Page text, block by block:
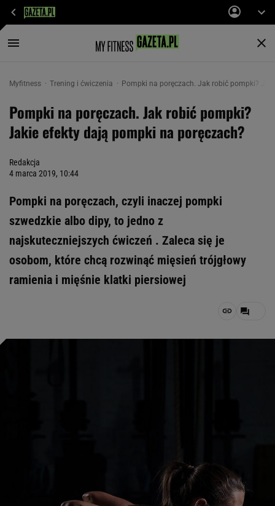
Myfitness Trening i ćwiczenia Pompki na poręczach. Jak robić pompki?
Pompki na poręczach. Jak robić pompki?
Jakie efekty dają pompki na poręczach?
Redakcja
4 marca 2019, 10:44
Pompki na poręczach, czyli inaczej pompki
szwedzkie albo dipy, to jedno z
najskuteczniejszych ćwiczeń . Zaleca się je
osobom, które chcą rozwinąć mięsień trójgłowy
ramienia i mięśnie klatki piersiowej